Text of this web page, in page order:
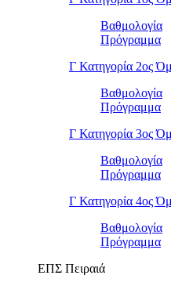
Βαθμολογία
Πρόγραμμα
Γ Κατηγορία 2ος
Βαθμολογία
Πρόγραμμα
Γ Κατηγορία 3ος
Βαθμολογία
Πρόγραμμα
Γ Κατηγορία 4ος
Βαθμολογία
Πρόγραμμα
ΕΠΣ Πειραιά